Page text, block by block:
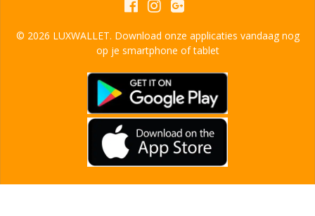
© 2026 LUXWALLET. Download onze applicaties vandaag nog
op je smartphone of tablet